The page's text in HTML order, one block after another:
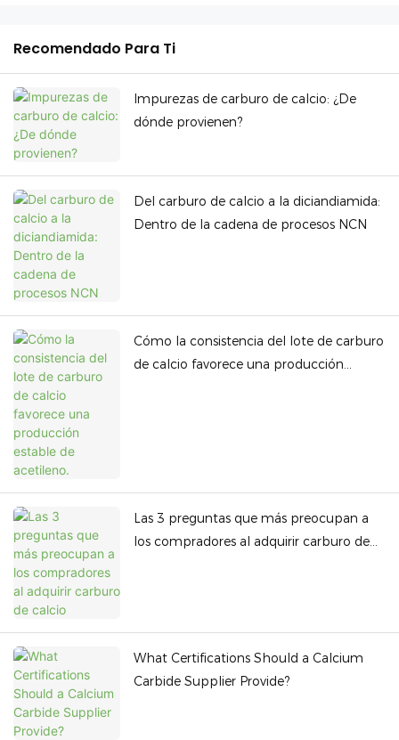
Recomendado Para Ti
Impurezas de carburo de calcio: ¿De
dónde provienen?
Del carburo de calcio a la diciandiamida:
Dentro de la cadena de procesos NCN
Cómo la consistencia del lote de carburo
de calcio favorece una producción
Las 3 preguntas que más preocupan a
los compradores al adquirir carburo de
What Certifications Should a Calcium
Carbide Supplier Provide?